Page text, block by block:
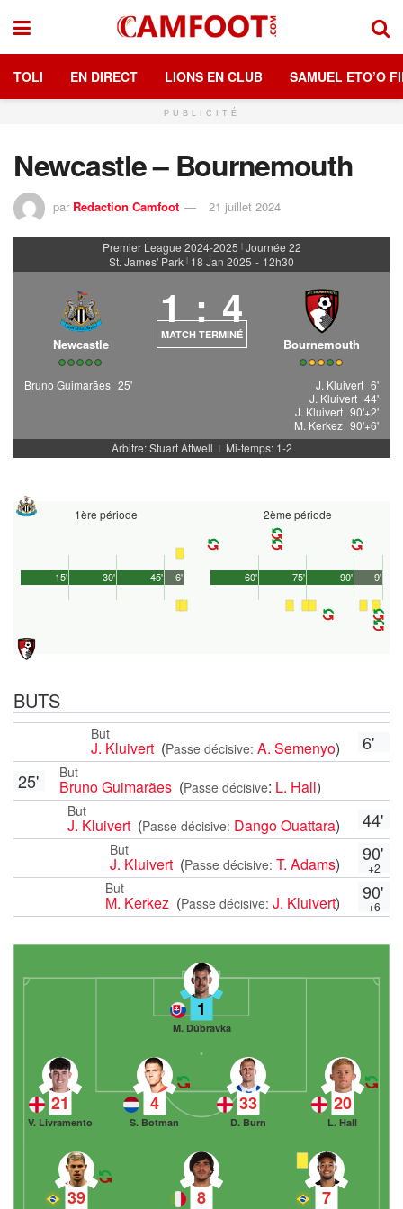
TOLI EN DIRECT LIONS EN CLUB SAMUEL ETO’O
PUBLICITÉ
Newcastle – Bournemouth
par Redaction Camfoot 21 juillet 2024
Premier League 2024-2025 | Journée 22
St. James' Park | 18 Jan 2025 - 12h30
Newcastle
1 : 4
MATCH TERMINÉ
Bournemouth
Bruno Guimarães 25' J. Kluivert 6'
J. Kluivert 44'
J. Kluivert 90'+2'
M. Kerkez 90'+6'
Arbitre: Stuart Attwell
| Mi-temps: 1-2
1ère période
45'
15' 30' 6'
2ème période
90'
60' 75' 9'
BUTS
6'
But
J. Kluivert (Passe décisive: A. Semenyo)
But
Bruno Guimarães (Passe décisive: L. Hall)
25'
44'
But
J. Kluivert (Passe décisive: Dango Ouattara)
90'
+2
But
J. Kluivert (Passe décisive: T. Adams)
90'
+6
But
M. Kerkez (Passe décisive: J. Kluivert)
1
M. Dúbravka
20
L. Hall
33
D. Burn
4
S. Botman
21
V. Livramento
7
8
39